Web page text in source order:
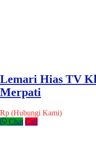
Lemari Hias TV
Merpati
Rp (Hubungi Kami)
Chat Call